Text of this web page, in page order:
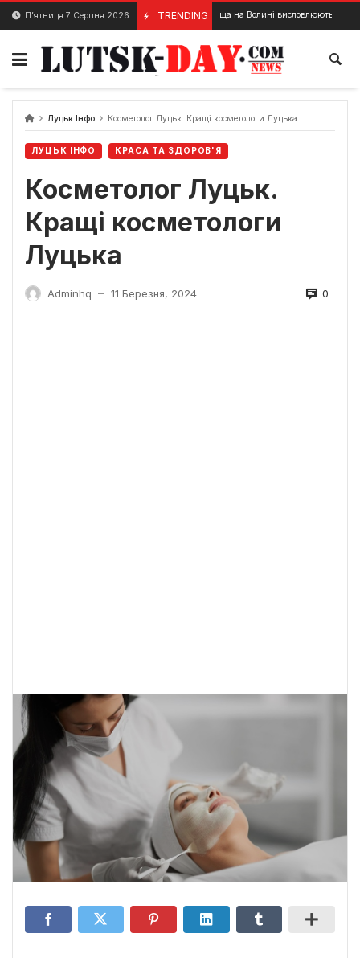
Skip
content
П’ятниця 7 Серпня 2026 TRENDING
14 Грудня, 2023 Жителі селища на Волині висловлюють незадоволення
Луцьк Інфо Косметолог Луцьк. Кращі косметологи Луцька
ЛУЦЬК ІНФО КРАСА ТА ЗДОРОВ'Я
Косметолог Луцьк.
Кращі косметологи
Луцька
Adminhq — 11 Березня, 2024 0